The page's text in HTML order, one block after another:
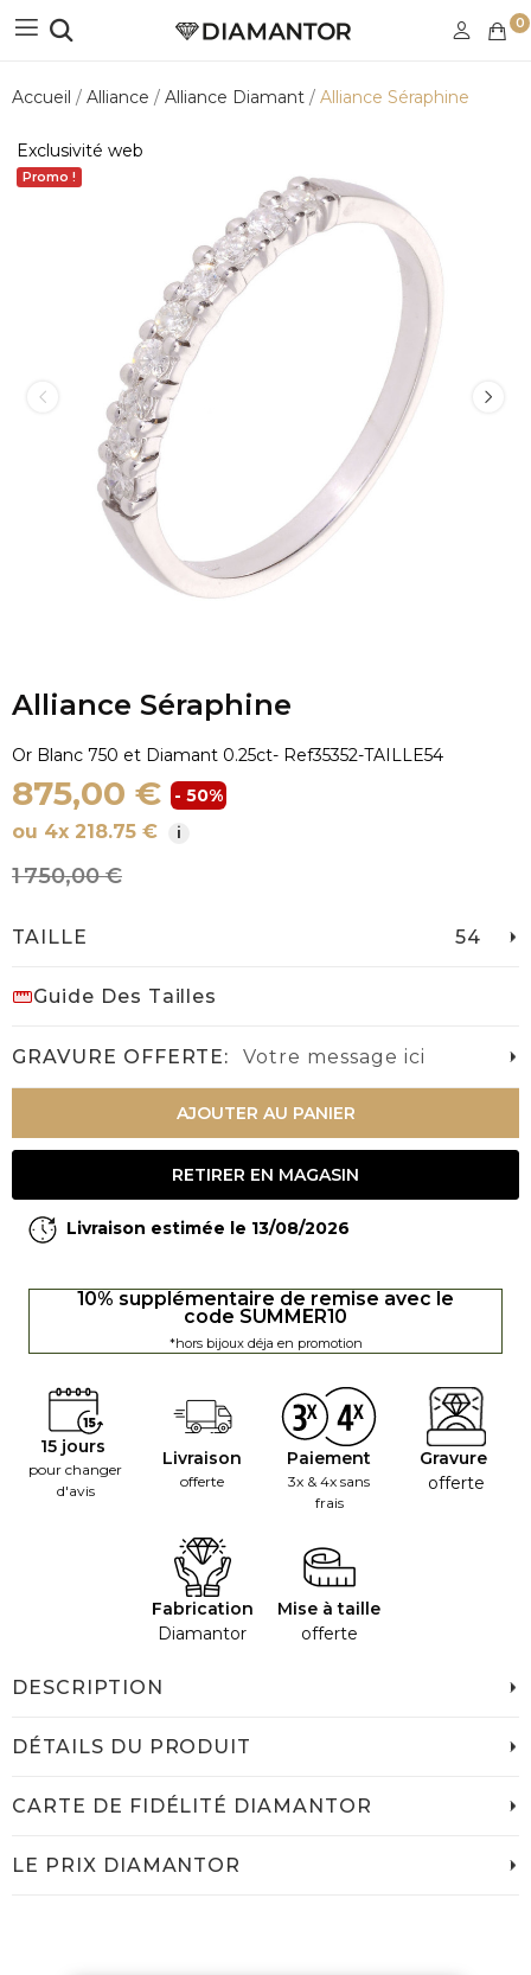
0
Accueil Alliance Alliance Diamant Alliance Séraphine
Exclusivité web
Promo !
Alliance Séraphine
Or Blanc 750 et Diamant 0.25ct- Ref35352-TAILLE54
875,00 € - 50%
ou 4x 218.75 € i
1 750,00 €
TAILLE 54
Guide Des Tailles
GRAVURE OFFERTE: Votre message ici
AJOUTER AU PANIER
RETIRER EN MAGASIN
Livraison estimée le 13/08/2026
10% supplémentaire de remise avec le
code SUMMER10
*hors bijoux déja en promotion
15 jours
pour changer
d'avis
Livraison
offerte
Paiement
3x & 4x sans
frais
Gravure
offerte
Fabrication
Diamantor
Mise à taille
offerte
DESCRIPTION
DÉTAILS DU PRODUIT
CARTE DE FIDÉLITÉ DIAMANTOR
LE PRIX DIAMANTOR